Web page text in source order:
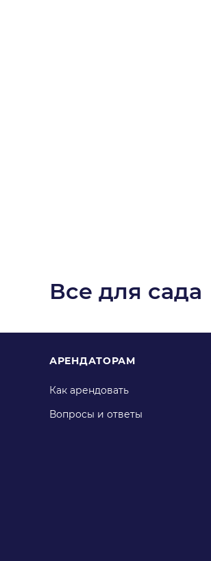
Все для сада
АРЕНДАТОРАМ
Как арендовать
Вопросы и ответы